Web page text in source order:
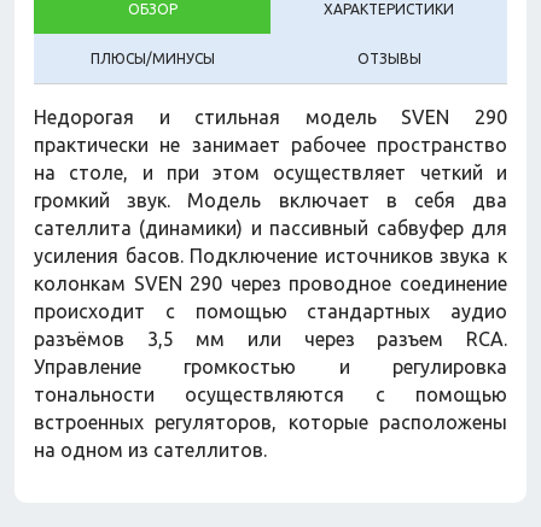
ОБЗОР ХАРАКТЕРИСТИКИ
ПЛЮСЫ/МИНУСЫ ОТЗЫВЫ
Недорогая и стильная модель SVEN 290
практически не занимает рабочее пространство
на столе, и при этом осуществляет четкий и
громкий звук. Модель включает в себя два
сателлита (динамики) и пассивный сабвуфер для
усиления басов. Подключение источников звука к
колонкам SVEN 290 через проводное соединение
происходит с помощью стандартных аудио
разъёмов 3,5 мм или через разъем RCA.
Управление громкостью и регулировка
тональности осуществляются с помощью
встроенных регуляторов, которые расположены
на одном из сателлитов.